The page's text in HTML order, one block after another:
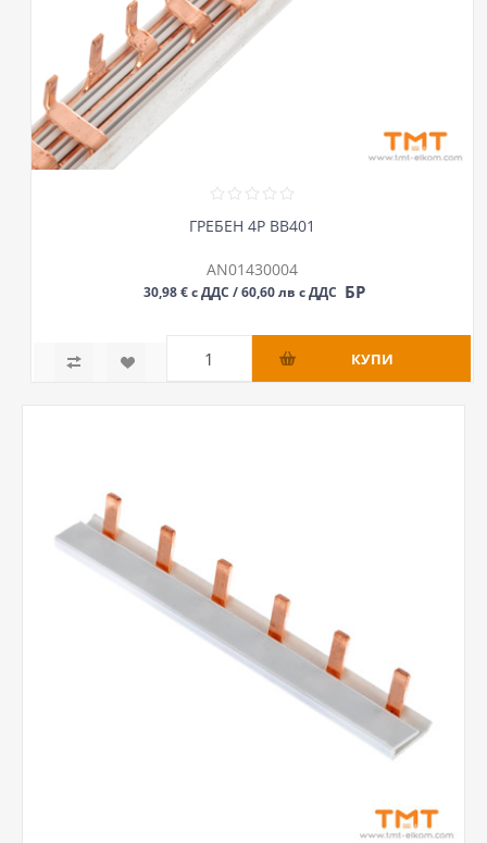
ГРЕБЕН 4P BB401
AN01430004
30,98 € с ДДС / 60,60 лв с ДДС БР